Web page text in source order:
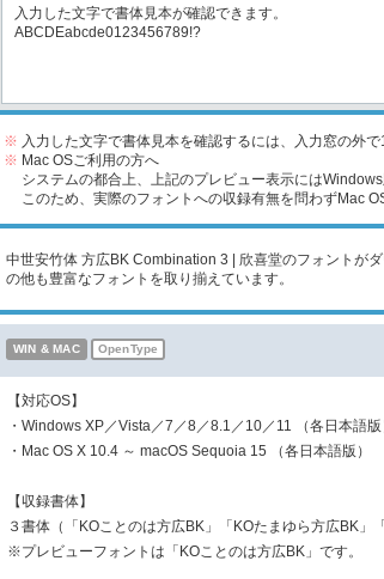
※ 入力した文字で書体見本を確認するには、入力窓の外で
※ Mac OSご利用の方へ
システムの都合上、上記のプレビュー表示にはWindows
このため、実際のフォントへの収録有無を問わずMac
中世安竹体 方広BK Combination 3 | 欣喜堂のフォントが
の他も豊富なフォントを取り揃えています。
WIN & MAC OpenType
【対応OS】
・Windows XP／Vista／7／8／8.1／10／11 （各日本語版
・Mac OS X 10.4 ～ macOS Sequoia 15 （各日本語版）
【収録書体】
３書体（「KOことのは方広BK」「KOたまゆら方広BK」
※プレビューフォントは「KOことのは方広BK」です。